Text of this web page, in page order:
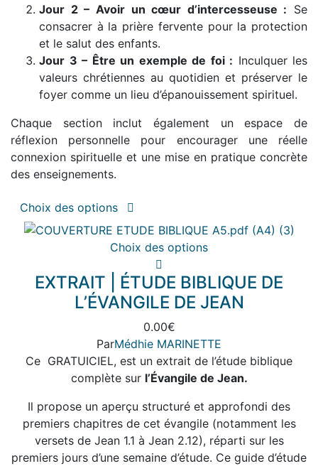
Jour 2 – Avoir un cœur d’intercesseuse : Se
consacrer à la prière fervente pour la protection
et le salut des enfants.
Jour 3 – Être un exemple de foi : Inculquer les
valeurs chrétiennes au quotidien et préserver le
foyer comme un lieu d’épanouissement spirituel.
Chaque section inclut également un espace de
réflexion personnelle pour encourager une réelle
connexion spirituelle et une mise en pratique concrète
des enseignements.
Choix des options
Ce
a
plusieurs
variations.
Les
options
peuvent
être
choisies
page
du
produit
Choix des optionsCe
a
plusieurs
options
peuvent
être
choisies
sur
la
page
EXTRAIT | ÉTUDE BIBLIQUE DE
L’ÉVANGILE DE JEAN
0.00€
ParMédhie MARINETTE
Ce GRATUICIEL, est un extrait de l’étude biblique
complète sur l’Évangile de Jean.
Il propose un aperçu structuré et approfondi des
premiers chapitres de cet évangile (notamment les
versets de Jean 1.1 à Jean 2.12), réparti sur les
premiers jours d’une semaine d’étude. Ce guide d’étude